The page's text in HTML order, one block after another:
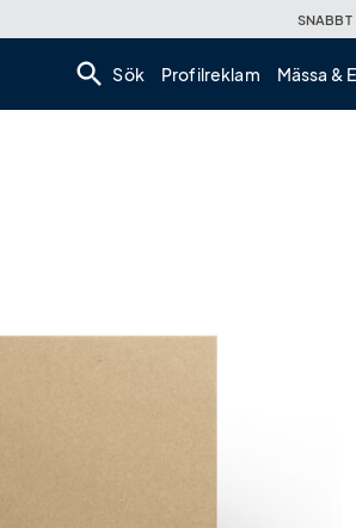
SNABBT
search Sök Profilreklam Mässa &